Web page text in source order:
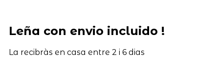
Leña con envio incluido !
La recibràs en casa entre 2 i 6 dias